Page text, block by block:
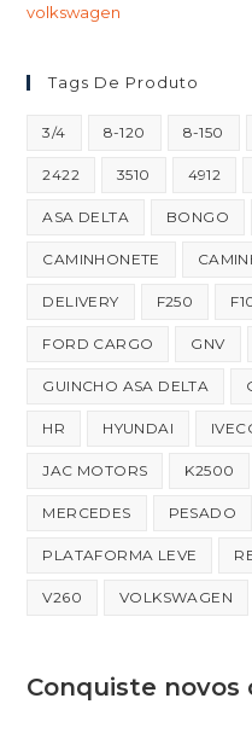
volkswagen
Tags De Produto
3/4 8-120 8-150
2422 3510 4912
ASA DELTA BONGO
CAMINHONETE
DELIVERY F250
FORD CARGO GNV
GUINCHO ASA DELTA
HR HYUNDAI
JAC MOTORS K2500
MERCEDES PESADO
PLATAFORMA LEVE
V260 VOLKSWAGEN
Conquiste novos